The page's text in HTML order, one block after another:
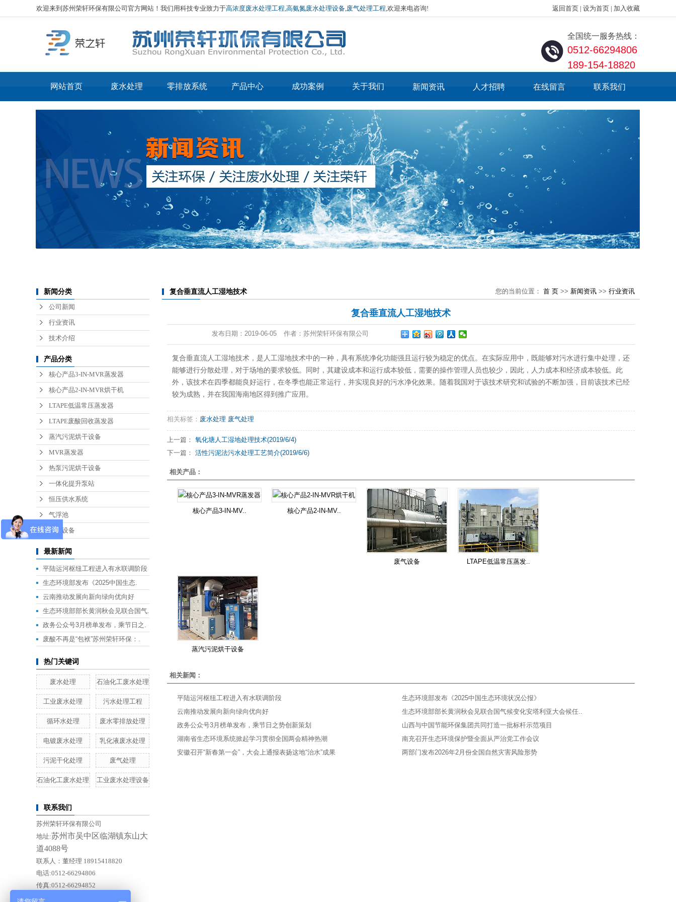
欢迎来到苏州荣轩环保有限公司官方网站！我们用科技专业致力于高浓度废水处理工程,高氨氮废水处理设备,废气处理工程,欢迎来电咨询! 返回首页 | 设为首页 | 加入收藏
全国统一服务热线：
0512-66294806
189-154-18820
网站首页 废水处理
工业废水处理
电镀废水处理
表面处理废水处理
光伏废水处理
线路板废水处理
机械加工废水处理
锂电池废水处理
零排放系统 产品中心
核心产品3-IN-MVR蒸
核心产品2-IN-MVR烘
干机
LTAPE低温常压蒸发器
LTAPE废酸回收蒸发器
蒸汽污泥烘干设备
MVR蒸发器
热泵污泥烘干设备
一体化提升泵站
废气设备
成功案例 关于我们
公司简介
企业文化
厂房环境
荣誉资质
新闻资讯
公司新闻
行业资讯
技术介绍
人才招聘 在线留言 联系我们
新闻分类
公司新闻
行业资讯
技术介绍
产品分类
核心产品3-IN-MVR蒸发器
核心产品2-IN-MVR烘干机
LTAPE低温常压蒸发器
LTAPE废酸回收蒸发器
蒸汽污泥烘干设备
MVR蒸发器
热泵污泥烘干设备
一体化提升泵站
恒压供水系统
气浮池
废气设备
最新新闻
平陆运河枢纽工程进入有水联调阶段
生态环境部发布《2025中国生态.
云南推动发展向新向绿向优向好
生态环境部部长黄润秋会见联合国气.
政务公众号3月榜单发布，乘节日之.
废酸不再是“包袱”苏州荣轩环保：.
热门关键词
废水处理 石油化工废水处理
工业废水处理 污水处理工程
循环水处理 废水零排放处理
电镀废水处理 乳化液废水处理
污泥干化处理 废气处理
石油化工废水处理 工业废水处理设备
联系我们
苏州荣轩环保有限公司
地址:苏州市吴中区临湖镇东山大
道4088号
联系人：董经理 18915418820
电话:0512-66294806
传真:0512-66294852
E-mail:Doishero@rep88.cn
复合垂直流人工湿地技术 您的当前位置： 首 页 >> 新闻资讯 >> 行业资讯
复合垂直流人工湿地技术
发布日期： 2019-06-05 作者： 苏州荣轩环保有限公司
复合垂直流人工湿地技术，是人工湿地技术中的一种，具有系统净化功能强且运行较为稳定的优点。在实际应用中，既能够对污水进行集中处理，还
能够进行分散处理，对于场地的要求较低。同时，其建设成本和运行成本较低，需要的操作管理人员也较少，因此，人力成本和经济成本较低。此
外，该技术在四季都能良好运行，在冬季也能正常运行，并实现良好的污水净化效果。随着我国对于该技术研究和试验的不断加强，目前该技术已经
较为成熟，并在我国海南地区得到推广应用。
相关标签： 废水处理 废气处理
上一篇： 氧化塘人工湿地处理技术(2019/6/4)
下一篇： 活性污泥法污水处理工艺简介(2019/6/6)
相关产品：
核心产品3-IN-MV.. 核心产品2-IN-MV..
废气设备 LTAPE低温常压蒸发..
蒸汽污泥烘干设备
相关新闻：
平陆运河枢纽工程进入有水联调阶段
生态环境部发布《2025中国生态环境状况公报》
云南推动发展向新向绿向优向好
生态环境部部长黄润秋会见联合国气候变化安塔利亚大会候任..
政务公众号3月榜单发布，乘节日之势创新策划
山西与中国节能环保集团共同打造一批标杆示范项目
湖南省生态环境系统掀起学习贯彻全国两会精神热潮
南充召开生态环境保护暨全面从严治党工作会议
安徽召开“新春第一会”，大会上通报表扬这地“治水”成果
两部门发布2026年2月份全国自然灾害风险形势